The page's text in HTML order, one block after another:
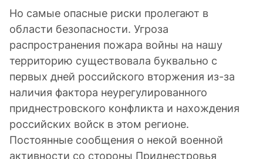
Но самые опасные риски пролегают в
области безопасности. Угроза
распространения пожара войны на нашу
территорию существовала буквально с
первых дней российского вторжения из-за
наличия фактора неурегулированного
приднестровского конфликта и нахождения
российских войск в этом регионе.
Постоянные сообщения о некой военной
активности со стороны Приднестровья